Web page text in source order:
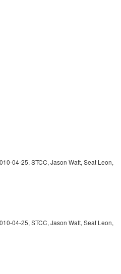
04-25, STCC, Jason Watt, Seat Leon,
04-25, STCC, Jason Watt, Seat Leon,